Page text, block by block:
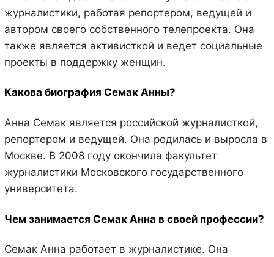
журналистики, работая репортером, ведущей и
автором своего собственного телепроекта. Она
также является активисткой и ведет социальные
проекты в поддержку женщин.
Какова биография Семак Анны?
Анна Семак является российской журналисткой,
репортером и ведущей. Она родилась и выросла в
Москве. В 2008 году окончила факультет
журналистики Московского государственного
университета.
Чем занимается Семак Анна в своей профессии?
Семак Анна работает в журналистике. Она